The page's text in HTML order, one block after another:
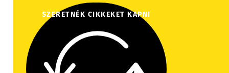
SZERETNÉK CIKKEKET KAPNI